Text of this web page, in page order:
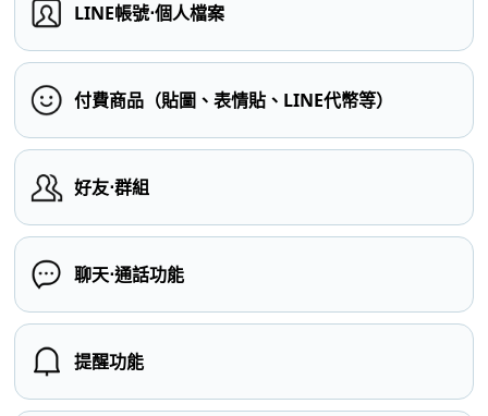
LINE帳號⋅個人檔案
付費商品（貼圖、表情貼、LINE代幣等）
好友⋅群組
聊天⋅通話功能
提醒功能